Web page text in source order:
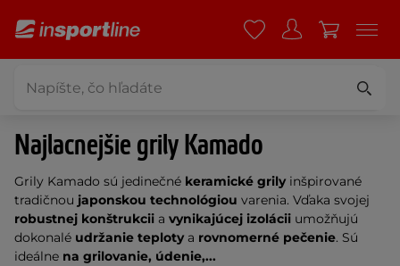
Najlacnejšie grily Kamado
Grily Kamado sú jedinečné keramické grilyinšpirované
tradičnou japonskou technológiou varenia. Vďaka svojej
robustnej konštrukcii a vynikajúcej izolácii umožňujú
dokonalé udržanie teplotya rovnomerné pečenie. Sú
ideálne na grilovanie, údenie,...